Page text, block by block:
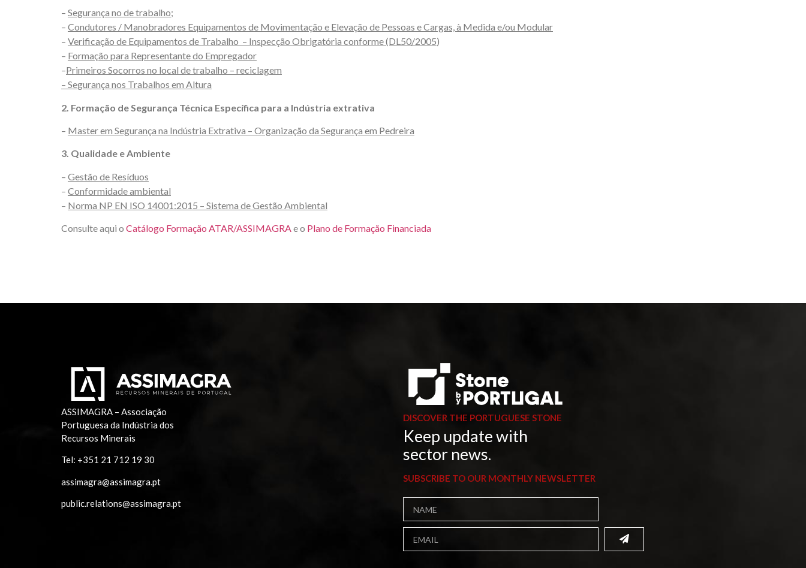
– Segurança no de trabalho;
– Condutores / Manobradores Equipamentos de Movimentação e Elevação de Pessoas e Cargas, à Medida e/ou Modular
– Verificação de Equipamentos de Trabalho – Inspecção Obrigatória conforme (DL50/2005)
– Formação para Representante do Empregador
–Primeiros Socorros no local de trabalho – reciclagem
– Segurança nos Trabalhos em Altura
2. Formação de Segurança Técnica Específica para a Indústria extrativa
– Master em Segurança na Indústria Extrativa – Organização da Segurança em Pedreira
3. Qualidade e Ambiente
– Gestão de Resíduos
– Conformidade ambiental
– Norma NP EN ISO 14001:2015 – Sistema de Gestão Ambiental
Consulte aqui o Catálogo Formação ATAR/ASSIMAGRAe o Plano de Formação Financiada
ASSIMAGRA – Associação
Portuguesa da Indústria dos
Recursos Minerais
Tel: +351 21 712 19 30
assimagra@assimagra.pt
public.relations@assimagra.pt
DISCOVER THE PORTUGUESE STONE
Keep update with
sector news.
SUBSCRIBE TO OUR MONTHLY NEWSLETTER